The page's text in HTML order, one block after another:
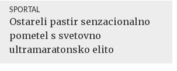
SPORTAL
Ostareli pastir senzacionalno
pometel s svetovno
ultramaratonsko elito